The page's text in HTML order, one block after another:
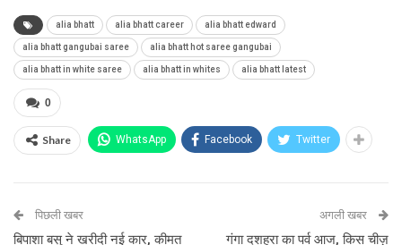
alia bhatt alia bhatt career alia bhatt edward
alia bhatt gangubai saree alia bhatt hot saree gangubai
alia bhatt in white saree alia bhatt in whites alia bhatt latest
0
Share WhatsApp Facebook Twitter
पिछली खबर
बिपाशा बसु ने खरीदी नई कार, कीमत
अगली खबर
गंगा दशहरा का पर्व आज, किस चीज़